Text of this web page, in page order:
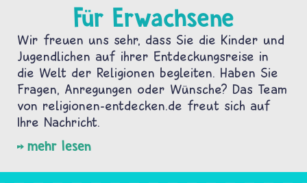
Für Erwachsene
Wir freuen uns sehr, dass Sie die Kinder und
Jugendlichen auf ihrer Entdeckungsreise in
die Welt der Religionen begleiten. Haben Sie
Fragen, Anregungen oder Wünsche? Das Team
von religionen-entdecken.de freut sich auf
Ihre Nachricht.
mehr lesen